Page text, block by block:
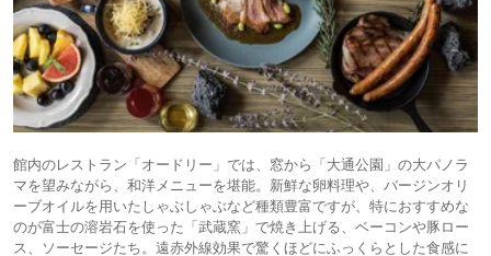
館内のレストラン「オードリー」では、窓から「大通公園」の大パノラ
マを望みながら、和洋メニューを堪能。新鮮な卵料理や、バージンオリ
ーブオイルを用いたしゃぶしゃぶなど種類豊富ですが、特におすすめな
のが富士の溶岩石を使った「武蔵窯」で焼き上げる、ベーコンや豚ロー
ス、ソーセージたち。遠赤外線効果で驚くほどにふっくらとした食感に